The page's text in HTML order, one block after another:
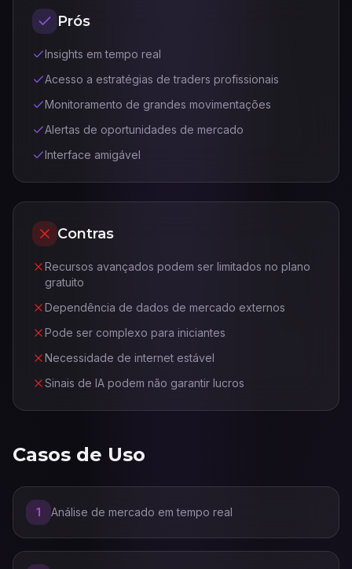
Prós
Insights em tempo real
Acesso a estratégias de traders profissionais
Monitoramento de grandes movimentações
Alertas de oportunidades de mercado
Interface amigável
Contras
Recursos avançados podem ser limitados no plano
gratuito
Dependência de dados de mercado externos
Pode ser complexo para iniciantes
Necessidade de internet estável
Sinais de IA podem não garantir lucros
Casos de Uso
1 Análise de mercado em tempo real